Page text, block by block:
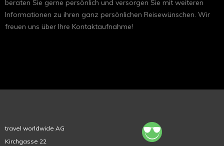
beraten Sie gerne persönlich und versorgen Sie mit weiteren
Informationen zu ihren ganz persönlichen Reisewünschen. Wir
freuen uns über Ihre Kontaktaufnahme!
travel worldwide AG
Kirchgasse 22